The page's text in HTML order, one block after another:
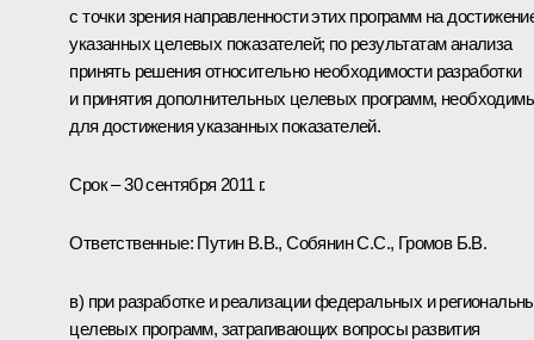
с точки зрения направленности этих программ на
указанных целевых показателей; по результатам анализа
принять решения относительно необходимости разработки
и принятия дополнительных целевых программ,
для достижения указанных показателей.
Срок – 30 сентября 2011 г.
Ответственные: Путин В.В., Собянин С.С., Громов Б.В.
в) при разработке и реализации федеральных и
целевых программ, затрагивающих вопросы развития